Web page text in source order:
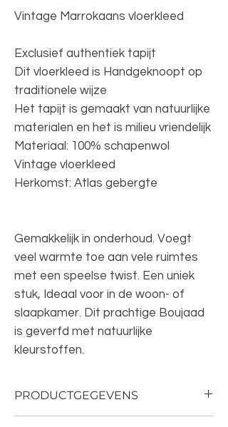
Vintage Marrokaans vloerkleed
Exclusief authentiek tapijt
Dit vloerkleed is Handgeknoopt op
traditionele wijze
Het tapijt is gemaakt van natuurlijke
materialen en het is milieu vriendelijk
Materiaal: 100% schapenwol
Vintage vloerkleed
Herkomst: Atlas gebergte
Gemakkelijk in onderhoud. Voegt
veel warmte toe aan vele ruimtes
met een speelse twist. Een uniek
stuk, Ideaal voor in de woon- of
slaapkamer. Dit prachtige Boujaad
is geverfd met natuurlijke
kleurstoffen.
PRODUCTGEGEVENS